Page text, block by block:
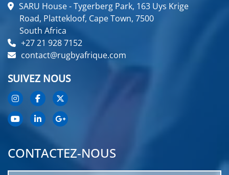
SARU House - Tygerberg Park, 163 Uys Krige
Road, Plattekloof, Cape Town, 7500
South Africa
+27 21 928 7152
contact@rugbyafrique.com
SUIVEZ NOUS
CONTACTEZ-NOUS